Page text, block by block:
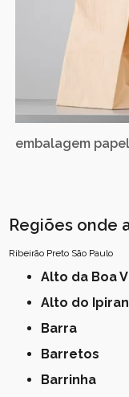
embalagem
Regiões onde
Ribeirão Preto São Paulo
Alto da Boa
Alto do
Barra
Barretos
Barrinha